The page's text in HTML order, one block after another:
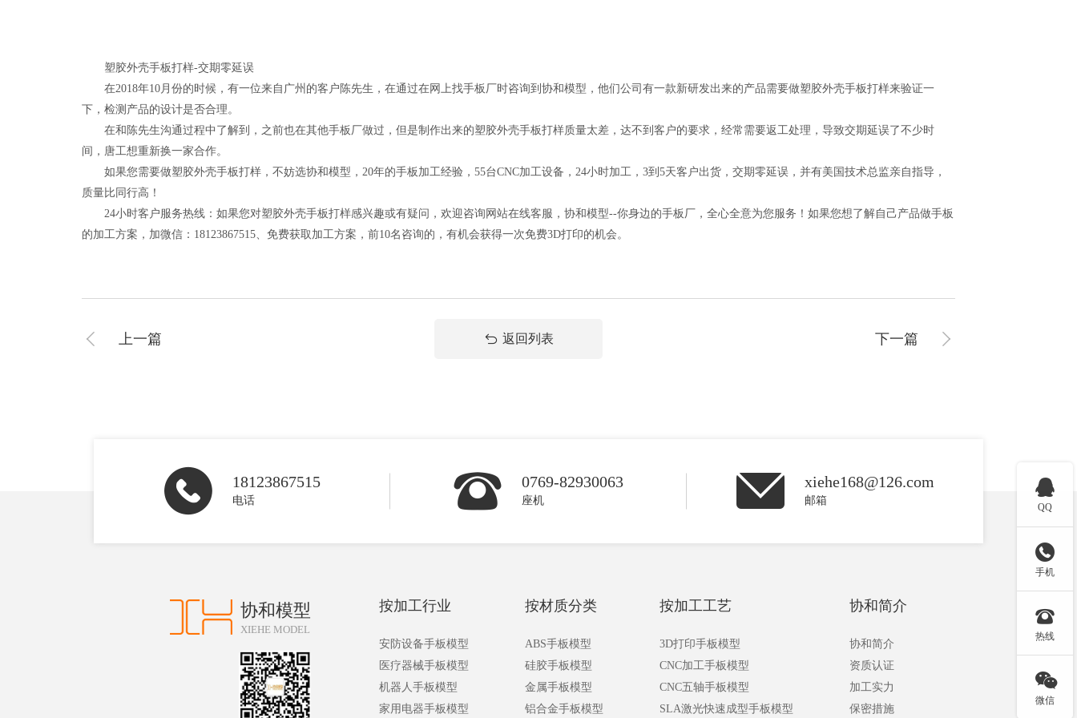
塑胶外壳手板打样-交期零延误
在2018年10月份的时候，有一位来自广州的客户陈先生，在通过在网上找手板厂时咨询到协和模型，他们公司有一款新研发出来的产品需要做塑胶外壳手板打样来验证一
下，检测产品的设计是否合理。
在和陈先生沟通过程中了解到，之前也在其他手板厂做过，但是制作出来的塑胶外壳手板打样质量太差，达不到客户的要求，经常需要返工处理，导致交期延误了不少时
间，唐工想重新换一家合作。
如果您需要做塑胶外壳手板打样，不妨选协和模型，20年的手板加工经验，55台CNC加工设备，24小时加工，3到5天客户出货，交期零延误，并有美国技术总监亲自指导，
质量比同行高！
24小时客户服务热线：如果您对塑胶外壳手板打样感兴趣或有疑问，欢迎咨询网站在线客服，协和模型--你身边的手板厂，全心全意为您服务！如果您想了解自己产品做手板
的加工方案，加微信：18123867515、免费获取加工方案，前10名咨询的，有机会获得一次免费3D打印的机会。
上一篇 返回列表 下一篇
18123867515
电话
0769-82930063
座机
xiehe168@126.com
邮箱
协和模型
XIEHE MODEL
按加工行业
安防设备手板模型
医疗器械手板模型
机器人手板模型
家用电器手板模型
按材质分类
ABS手板模型
硅胶手板模型
金属手板模型
铝合金手板模型
按加工工艺
3D打印手板模型
CNC加工手板模型
CNC五轴手板模型
SLA激光快速成型手板模型
协和简介
协和简介
资质认证
加工实力
保密措施

QQ

手机

热线

微信